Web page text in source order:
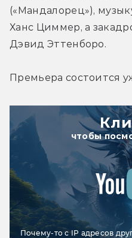
(«Мандалорец»),
Ханс Циммер, а
Дэвид Эттенборо.
Премьера состоится
чтобы
Почему-то с IP адресов